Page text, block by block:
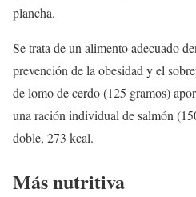
plancha.
Se trata de un alimento adecuado
prevención de la obesidad y el
de lomo de cerdo (125 gramos)
una ración individual de salmón
doble, 273 kcal.
Más nutritiva